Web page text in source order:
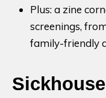
Plus: a zine
screenings,
family-friendly